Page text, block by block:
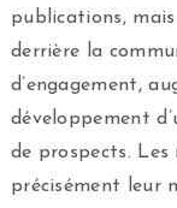
publications,
derrière la
d’engagement,
développement
de prospects.
précisément leur